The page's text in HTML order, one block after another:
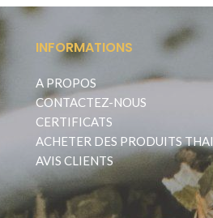
INFORMATIONS
A PROPOS
CONTACTEZ-NOUS
CERTIFICATS
ACHETER DES PRODUITS THAI
AVIS CLIENTS